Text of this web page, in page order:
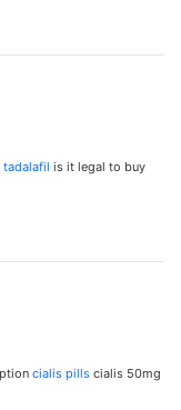
tadalafil is it legal to buy
cialis pills cialis 50mg